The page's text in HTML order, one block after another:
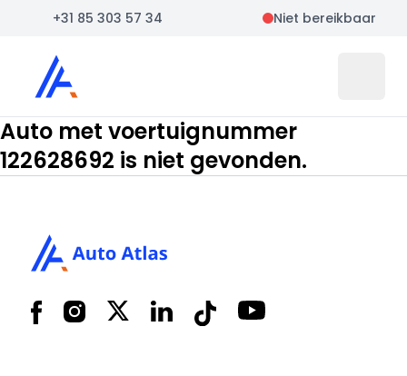
+31 85 303 57 34 Niet bereikbaar
Auto Atlas
Auto met voertuignummer
122628692 is niet gevonden.
FacebookInstagram
X LinkedInTiktok YouTube